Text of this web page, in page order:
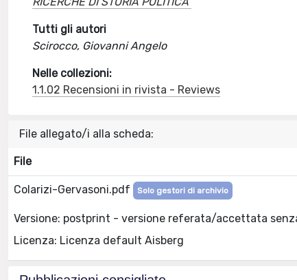
Tutti gli autori
Scirocco, Giovanni Angelo
Nelle collezioni:
1.1.02 Recensioni in rivista - Reviews
File allegato/i alla scheda:
File
Colarizi-Gervasoni.pdf Solo gestori di archivio
Versione: postprint - versione referata/accettata
Licenza: Licenza default Aisberg